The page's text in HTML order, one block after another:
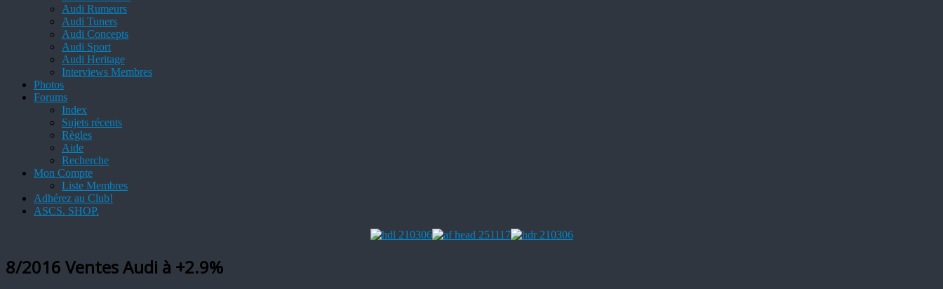
Audi Rumeurs
Audi Tuners
Audi Concepts
Audi Sport
Audi Heritage
Interviews Membres
Photos
Forums
Index
Sujets récents
Règles
Aide
Recherche
Mon Compte
Liste Membres
Adhérez au Club!
ASCS. SHOP.
8/2016 Ventes Audi à +2.9%